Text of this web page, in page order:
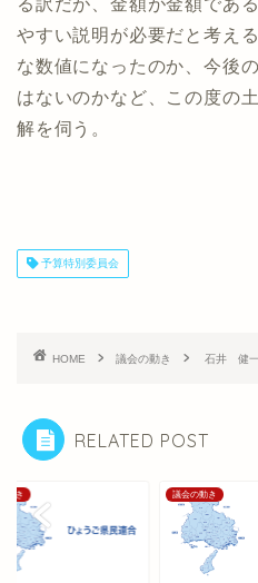
る訳だが、金額が金額であ
やすい説明が必要だと考え
な数値になったのか、今後
はないのかなど、この度の
解を伺う。
予算特別委員会
HOME 議会の動き 石井 健一
RELATED POST
動き 議会の動き